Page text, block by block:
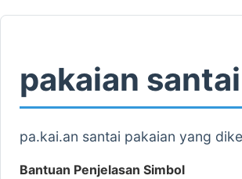
pakaian santai
pa.kai.an santai pakaian yang
Bantuan Penjelasan Simbol